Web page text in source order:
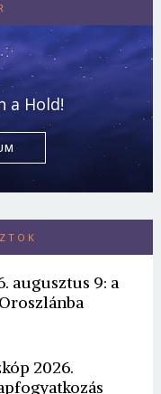
a Hold!
augusztus 9: a
2026.